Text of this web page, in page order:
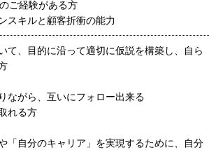
ご経験がある方
スキルと顧客折衝の能力
て、目的に沿って適切に仮説を構築し、自ら
ながら、互いにフォロー出来る
れる方
「自分のキャリア」を実現するために、自分